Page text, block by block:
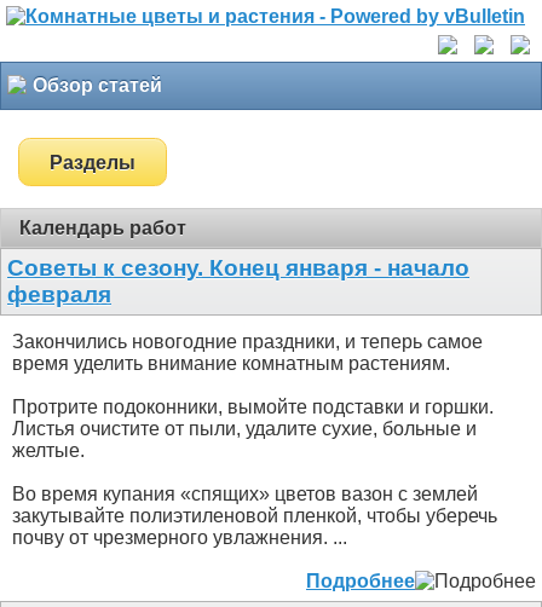
Обзор статей
Разделы
Календарь работ
Советы к сезону. Конец января - начало
февраля
Закончились новогодние праздники, и теперь самое
время уделить внимание комнатным растениям.
Протрите подоконники, вымойте подставки и горшки.
Листья очистите от пыли, удалите сухие, больные и
желтые.
Во время купания «спящих» цветов вазон с землей
закутывайте полиэтиленовой пленкой, чтобы уберечь
почву от чрезмерного увлажнения. ...
Подробнее